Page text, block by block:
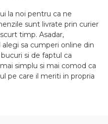
la noi pentru ca ne
sunt livrate prin curier
timp. Asadar,
sa cumperi online din
si de faptul ca
simplu si mai comod ca
pe care il meriti in propria